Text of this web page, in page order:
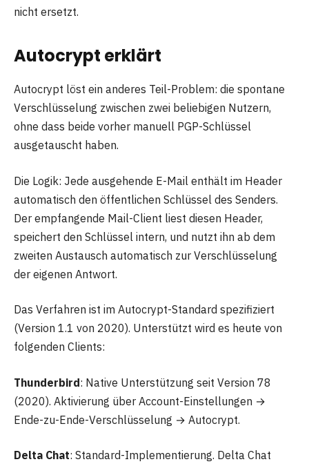
nicht ersetzt.
Autocrypt erklärt
Autocrypt löst ein anderes Teil-Problem: die spontane
Verschlüsselung zwischen zwei beliebigen Nutzern,
ohne dass beide vorher manuell PGP-Schlüssel
ausgetauscht haben.
Die Logik: Jede ausgehende E-Mail enthält im Header
automatisch den öffentlichen Schlüssel des Senders.
Der empfangende Mail-Client liest diesen Header,
speichert den Schlüssel intern, und nutzt ihn ab dem
zweiten Austausch automatisch zur Verschlüsselung
der eigenen Antwort.
Das Verfahren ist im Autocrypt-Standard spezifiziert
(Version 1.1 von 2020). Unterstützt wird es heute von
folgenden Clients:
Thunderbird: Native Unterstützung seit Version 78
(2020). Aktivierung über Account-Einstellungen →
Ende-zu-Ende-Verschlüsselung → Autocrypt.
Delta Chat: Standard-Implementierung. Delta Chat